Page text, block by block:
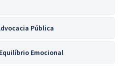
Pública
Emocional